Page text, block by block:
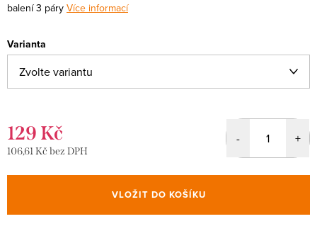
balení 3 páry Více informací
Varianta
129 Kč
106,61 Kč bez DPH
cena:
VLOŽIT DO KOŠÍKU